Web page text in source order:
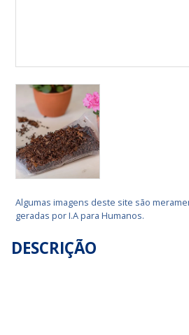
Algumas imagens deste site são
geradas por I.A para Humanos.
DESCRIÇÃO